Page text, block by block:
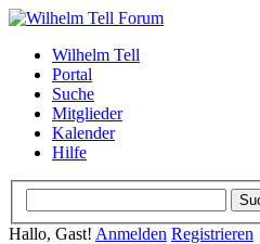
Wilhelm Tell
Portal
Suche
Mitglieder
Kalender
Hilfe
Hallo, Gast! Anmelden Registrieren